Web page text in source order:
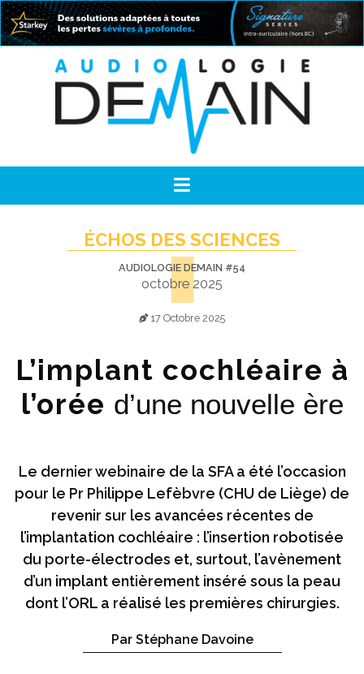
ÉCHOS DES SCIENCES
AUDIOLOGIE DEMAIN #54
octobre 2025
17 Octobre 2025
L’implant cochléaire à
l’orée d’une nouvelle ère
Le dernier webinaire de la SFA a été l’occasion
pour le Pr Philippe Lefèbvre (CHU de Liège) de
revenir sur les avancées récentes de
l’implantation cochléaire : l’insertion robotisée
du porte-électrodes et, surtout, l’avènement
d’un implant entièrement inséré sous la peau
dont l’ORL a réalisé les premières chirurgies.
Par Stéphane Davoine